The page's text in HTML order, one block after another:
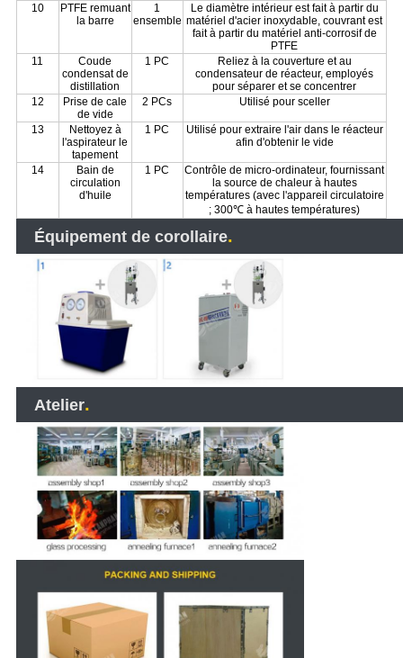
10
PTFE remuant
la barre
1
ensemble
Le diamètre intérieur est fait à partir du
matériel d'acier inoxydable, couvrant est
fait à partir du matériel anti-corrosif de
PTFE
11
Coude
condensat de
distillation
1 PC
Reliez à la couverture et au
condensateur de réacteur, employés
pour séparer et se concentrer
12
Prise de cale
de vide
2 PCs Utilisé pour sceller
13
Nettoyez à
l'aspirateur le
tapement
1 PC
Utilisé pour extraire l'air dans le réacteur
afin d'obtenir le vide
14
Bain de
circulation
d'huile
1 PC
Contrôle de micro-ordinateur, fournissant
la source de chaleur à hautes
températures (avec l'appareil circulatoire
; 300℃ à hautes températures)
Équipement de corollaire.
Atelier.